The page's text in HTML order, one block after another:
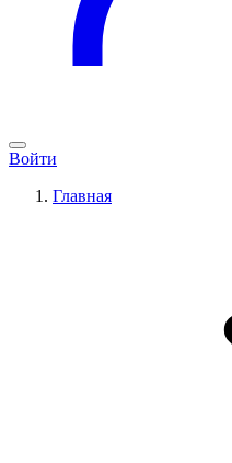
Войти
Главная